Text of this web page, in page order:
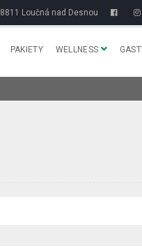
Loučná nad Desnou
PAKIETY WELLNESS